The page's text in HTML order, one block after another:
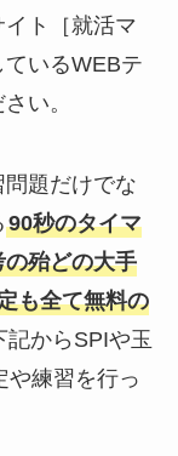
ト［就活マ
いるWEBテ
い。
題だけでな
90秒のタイマ
殆どの大手
も全て無料の
記からSPIや玉
や練習を行っ